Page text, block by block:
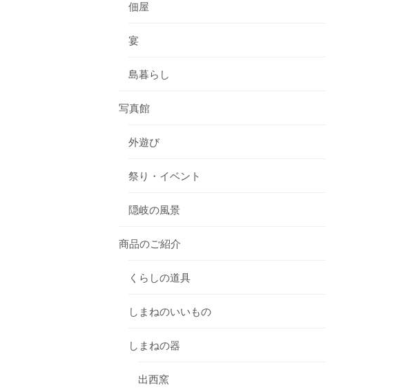
佃屋
宴
島暮らし
写真館
外遊び
祭り・イベント
隠岐の風景
商品のご紹介
くらしの道具
しまねのいいもの
しまねの器
出西窯